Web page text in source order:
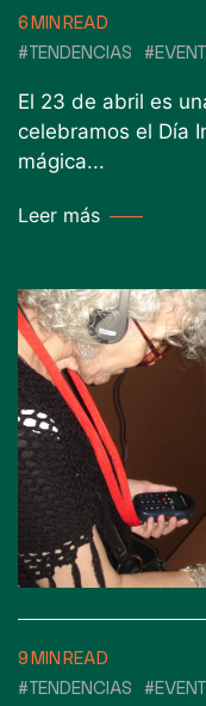
6 MIN READ
#TENDENCIAS
El 23 de abril es
celebramos el Día
mágica...
Leer más
9 MIN READ
#TENDENCIAS